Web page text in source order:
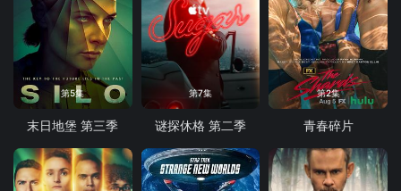
第5集
末日地堡 第三季
第7集
谜探休格 第二季
第2集
青春碎片